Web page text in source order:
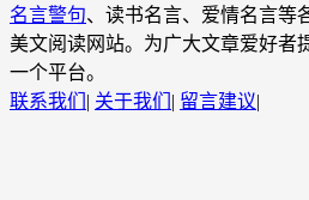
名言警句、读书名言、爱情名言等
美文阅读网站。为广大文章爱好者
一个平台。
联系我们 | 关于我们 | 留言建议|